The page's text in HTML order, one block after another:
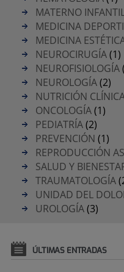
MATERNO
MEDICINA
MEDICINA
NEUROCIRUGÍA(1)
NEUROFISIOLOGÍA
NEUROLOGÍA(2)
NUTRICIÓN
ONCOLOGÍA(1)
PEDIATRÍA(2)
PREVENCIÓN (1)
REPRODUCCIÓN
SALUD Y
TRAUMATOLOGÍA
UNIDAD DEL
UROLOGÍA(3)
ÚLTIMAS ENTRADAS